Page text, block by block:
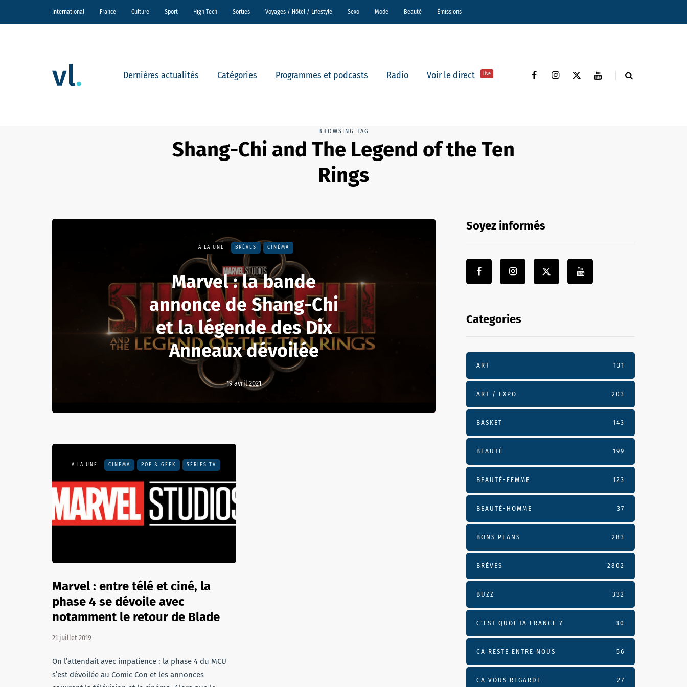
International France Culture Sport High Tech Sorties Voyages / Hôtel / Lifestyle Sexo Mode Beauté Émissions
Dernières actualités Catégories Programmes et podcasts Radio Voir le direct live
BROWSING TAG
Shang-Chi and The Legend of the Ten
Rings
A LA UNE BRÈVES CINÉMA
Marvel : la bande
annonce de Shang-Chi
et la légende des Dix
Anneaux dévoilée
19 avril 2021
A LA UNE CINÉMA POP & GEEK SÉRIES TV
Marvel : entre télé et ciné, la
phase 4 se dévoile avec
notamment le retour de Blade
21 juillet 2019
On l’attendait avec impatience : la phase 4 du MCU
s’est dévoilée au Comic Con et les annonces
Soyez informés
Categories
ART 131
ART / EXPO 203
BASKET 143
BEAUTÉ 199
BEAUTÉ-FEMME 123
BEAUTÉ-HOMME 37
BONS PLANS 283
BRÈVES 2802
BUZZ 332
C'EST QUOI TA FRANCE ? 30
CA RESTE ENTRE NOUS 56
CA VOUS REGARDE 27